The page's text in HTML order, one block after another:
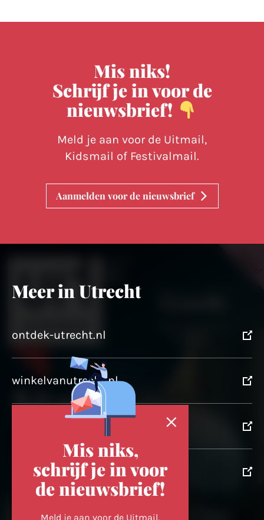
Mis niks!
Schrijf je in voor de
nieuwsbrief!
Meld je aan voor de Uitmail,
Kidsmail of Festivalmail.
Aanmelden voor de nieuwsbrief
Meer in Utrecht
ontdek-utrecht.nl
winkelvanutrecht.nl
utrechtpartners.nl
Volg ons op
Mis niks,
schrijf je in voor
de nieuwsbrief!
Meld je aan voor de Uitmail,